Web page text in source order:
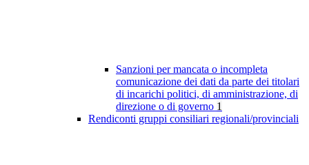
Sanzioni per mancata o incompleta
comunicazione dei dati da parte dei titolari
di incarichi politici, di amministrazione, di
direzione o di governo 1
Rendiconti gruppi consiliari regionali/provinciali